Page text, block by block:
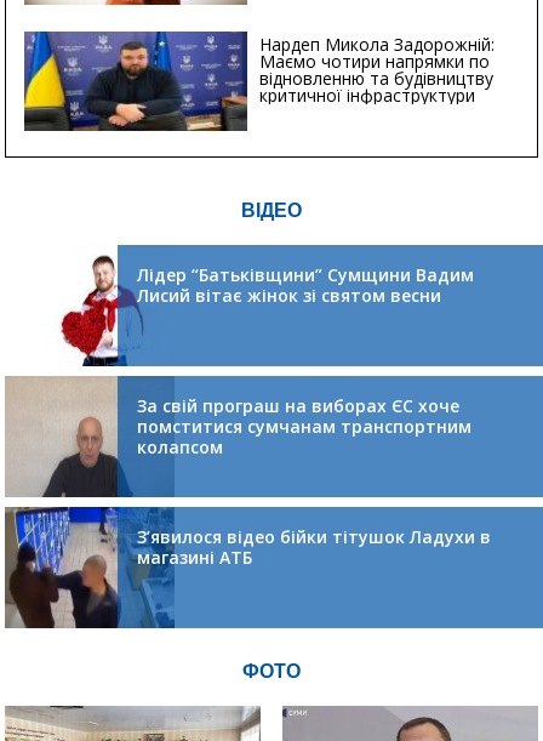
Нардеп Микола Задорожній:
Маємо чотири напрямки по
відновленню та будівництву
критичної інфраструктури
ВІДЕО
Лідер “Батьківщини” Сумщини Вадим
Лисий вітає жінок зі святом весни
За свій програш на виборах ЄС хоче
помститися сумчанам транспортним
колапсом
З’явилося відео бійки тітушок Ладухи в
магазині АТБ
ФОТО